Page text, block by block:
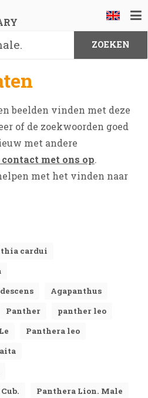
beelden vinden met deze
of de zoekwoorden goed
met andere
contact met ons op.
met het vinden naar
cardui
Agapanthus
Panther
panther leo
Panthera leo
Panthera Lion. Male